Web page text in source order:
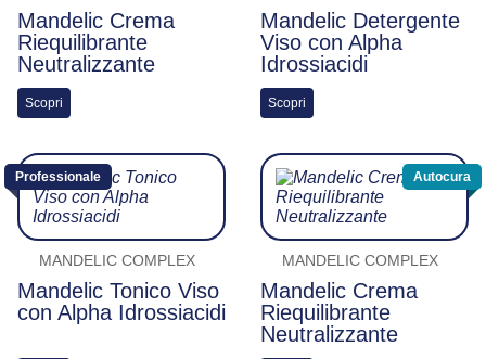
Mandelic Crema
Riequilibrante
Neutralizzante
Scopri
Mandelic Detergente
Viso con Alpha
Idrossiacidi
Scopri
Professionale
MANDELIC COMPLEX
Mandelic Tonico Viso
con Alpha Idrossiacidi
Autocura
MANDELIC COMPLEX
Mandelic Crema
Riequilibrante
Neutralizzante